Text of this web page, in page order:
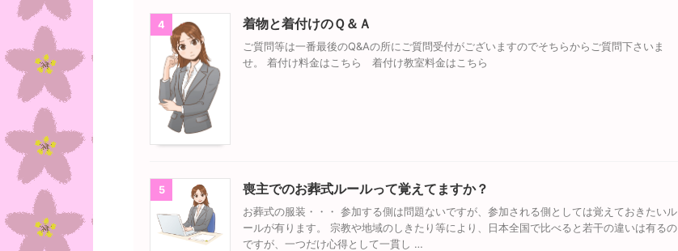
4 着物と着付けのＱ＆Ａ
ご質問等は一番最後のQ&Aの所にご質問受付がございますのでそちらからご質問下さいま
せ。 着付け料金はこちら 着付け教室料金はこちら
5 喪主でのお葬式ルールって覚えてますか？
お葬式の服装・・・ 参加する側は問題ないですが、参加される側としては覚えておきたいル
ールが有ります。 宗教や地域のしきたり等により、日本全国で比べると若干の違いは有るの
ですが、一つだけ心得として一貫し …